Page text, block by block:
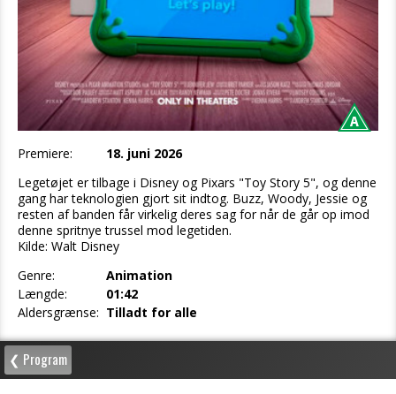
Premiere:
18. juni 2026
Legetøjet er tilbage i Disney og Pixars "Toy Story 5", og denne
gang har teknologien gjort sit indtog. Buzz, Woody, Jessie og
resten af banden får virkelig deres sag for når de går op imod
denne spritnye trussel mod legetiden.
Kilde: Walt Disney
Genre:
Animation
Længde:
01:42
Aldersgrænse: Tilladt for alle
❮ Program